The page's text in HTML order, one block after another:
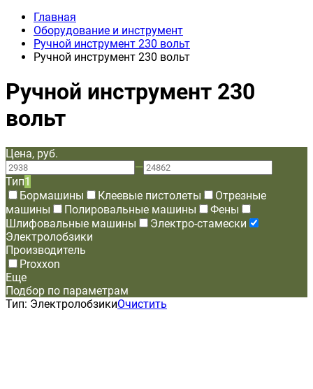
Главная
Оборудование и инструмент
Ручной инструмент 230 вольт
Ручной инструмент 230 вольт
Ручной инструмент 230
вольт
Цена, руб.
—
Тип1
Бормашины
Клеевые пистолеты
Отрезные
машины
Полировальные машины
Фены
Шлифовальные машины
Электро-стамески
Электролобзики
Производитель
Proxxon
Еще
Подбор по параметрам
Тип: ЭлектролобзикиОчистить